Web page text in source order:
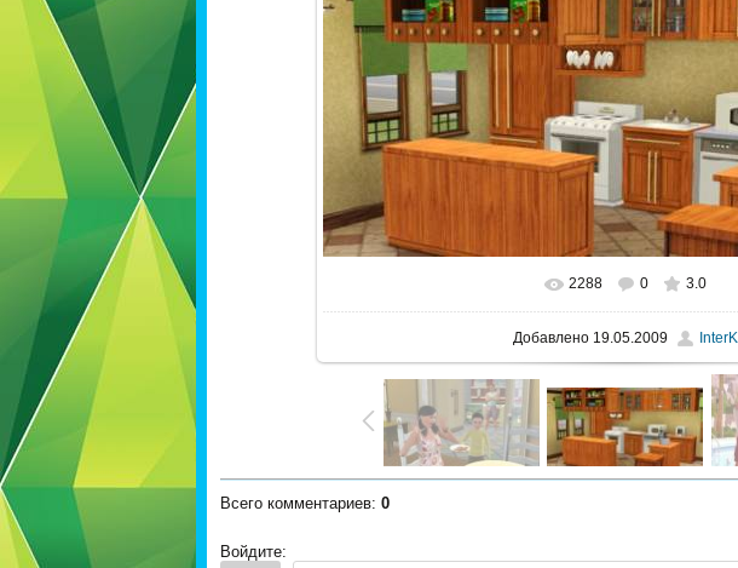
В реальном размере 604x307
2288 0 3.0
Добавлено 19.05.2009 InterK
Всего комментариев: 0
Войдите: